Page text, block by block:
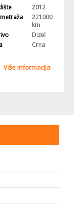
2012
221000
km
Dizel
Crna
informacija